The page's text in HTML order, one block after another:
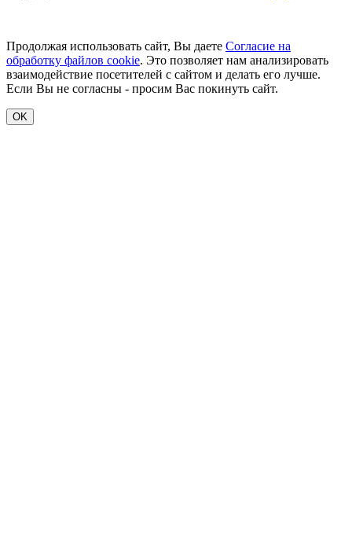
Продолжая использовать сайт, Вы даете Согласие на
обработку файлов cookie. Это позволяет нам анализировать
взаимодействие посетителей с сайтом и делать его лучше.
Если Вы не согласны - просим Вас покинуть сайт.
OK